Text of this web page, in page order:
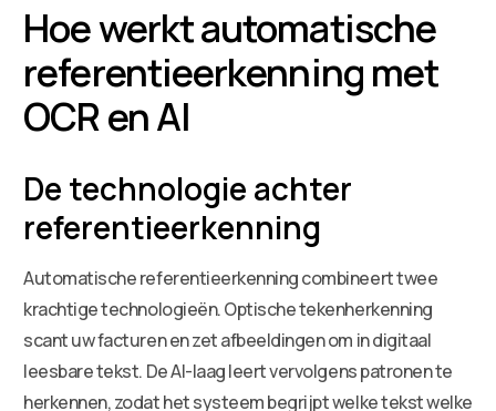
Hoe werkt automatische
referentieerkenning met
OCR en AI
De technologie achter
referentieerkenning
Automatische referentieerkenning combineert twee
krachtige technologieën. Optische tekenherkenning
scant uw facturen en zet afbeeldingen om in digitaal
leesbare tekst. De AI-laag leert vervolgens patronen te
herkennen, zodat het systeem begrijpt welke tekst welke